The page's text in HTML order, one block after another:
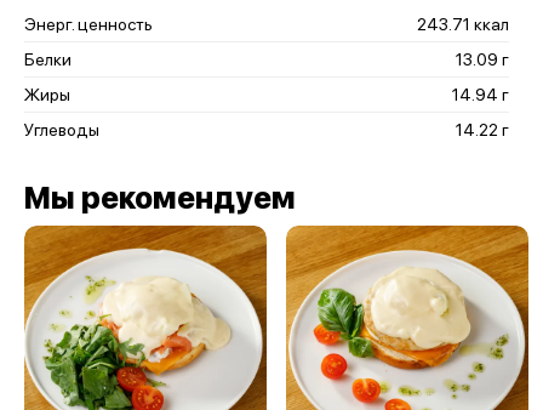
Энерг. ценность
243.71 ккал
Белки
13.09 г
Жиры
14.94 г
Углеводы
14.22 г
Мы рекомендуем